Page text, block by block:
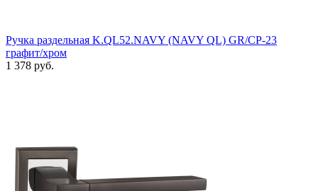
Ручка раздельная K.QL52.NAVY (NAVY QL) GR/CP-23
графит/хром
1 378 руб.